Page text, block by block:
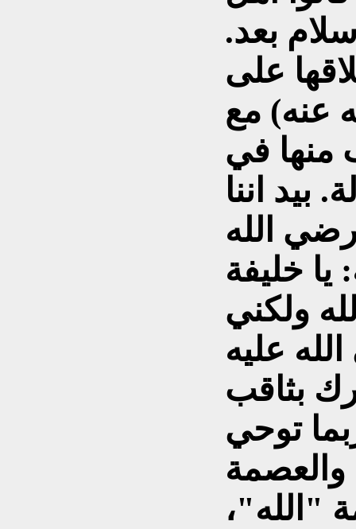
بعد.
على
عنه) مع
منها في
بيد اننا
الله
خليفة
ولكني
عليه
ادرك بثاقب
توحي
والعصمة
"الله"،